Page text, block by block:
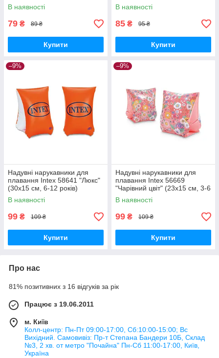
В наявності
79 ₴ 89 ₴
Купити
В наявності
85 ₴ 95 ₴
Купити
–9%
Надувні нарукавники для
плавання Intex 58641 "Люкс"
(30х15 см, 6-12 років)
В наявності
99 ₴ 109 ₴
Купити
–9%
Надувні нарукавники для
плавання Intex 56669
"Чарівний цвіт" (23х15 см, 3-6
років)
В наявності
99 ₴ 109 ₴
Купити
Про нас
81% позитивних з 16 відгуків за рік
Працює з 19.06.2011
м. Київ
Колл-центр: Пн-Пт 09:00-17:00, Сб:10:00-15:00; Вс
Вихідний. Самовивіз: Пр-т Степана Бандери 10Б, Склад
№3, 2 хв. от метро "Почайна" Пн-Cб 11:00-17:00, Київ,
Україна